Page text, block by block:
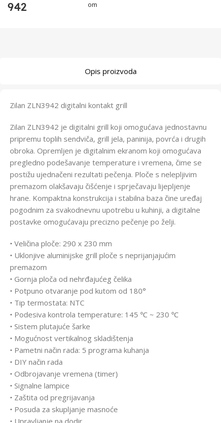
942
om
Opis proizvoda
Zilan ZLN3942 digitalni kontakt grill
Zilan ZLN3942 je digitalni grill koji omogućava jednostavnu
pripremu toplih sendviča, grill jela, paninija, povrća i drugih
obroka. Opremljen je digitalnim ekranom koji omogućava
pregledno podešavanje temperature i vremena, čime se
postižu ujednačeni rezultati pečenja. Ploče s nelepljivim
premazom olakšavaju čišćenje i sprječavaju lijepljenje
hrane. Kompaktna konstrukcija i stabilna baza čine uređaj
pogodnim za svakodnevnu upotrebu u kuhinji, a digitalne
postavke omogućavaju precizno pečenje po želji.
• Veličina ploče: 290 x 230 mm
• Uklonjive aluminijske grill ploče s neprijanjajućim
premazom
• Gornja ploča od nehrđajućeg čelika
• Potpuno otvaranje pod kutom od 180°
• Tip termostata: NTC
• Podesiva kontrola temperature: 145 ℃ ~ 230 ℃
• Sistem plutajuće šarke
• Mogućnost vertikalnog skladištenja
• Pametni način rada: 5 programa kuhanja
• DIY način rada
• Odbrojavanje vremena (timer)
• Signalne lampice
• Zaštita od pregrijavanja
• Posuda za skupljanje masnoće
• Upravljanje na dodir